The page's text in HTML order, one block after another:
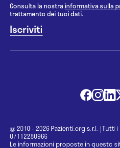
Consulta la nostrainformativa sulla
trattamento dei tuoi dati.
@ 2010 - 2026 Pazienti.org s.r.l. | Tutti
07112280966
Le informazioni proposte in questo